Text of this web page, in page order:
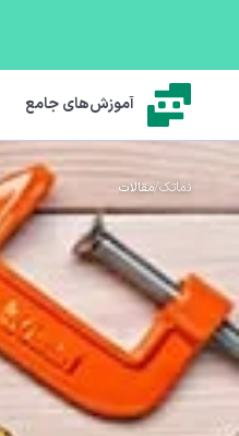
آموزش‌های جامع
نماتک/مقالات